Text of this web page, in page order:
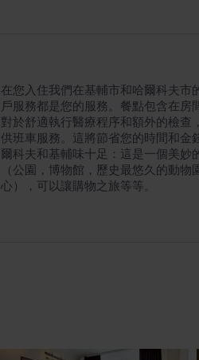
在您入住我們在基輔市和哈爾科夫市
戶服務都是您的服務。餐點包含在房
對於舒適執行醫療程序和額外的檢查
供班車服務。這將節省您的時間和金
爾科夫和基輔味十足：這是一個美妙
（公園，博物館，歷史最悠久的動
心），可以讓購物之旅等等。